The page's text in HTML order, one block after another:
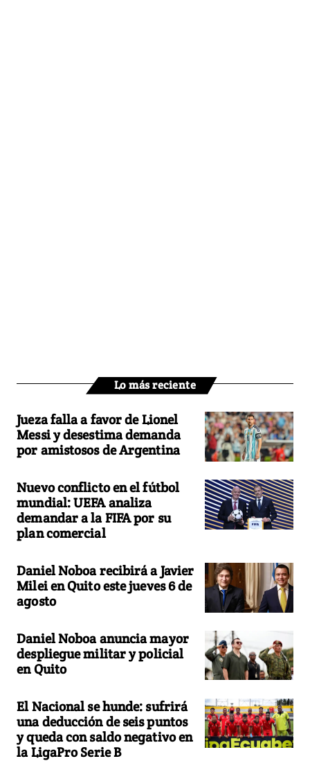
Lo más reciente
Jueza falla a favor de Lionel
Messi y desestima demanda
por amistosos de Argentina
Nuevo conflicto en el fútbol
mundial: UEFA analiza
demandar a la FIFA por su
plan comercial
Daniel Noboa recibirá a Javier
Milei en Quito este jueves 6 de
agosto
Daniel Noboa anuncia mayor
despliegue militar y policial
en Quito
El Nacional se hunde: sufrirá
una deducción de seis puntos
y queda con saldo negativo en
la LigaPro Serie B